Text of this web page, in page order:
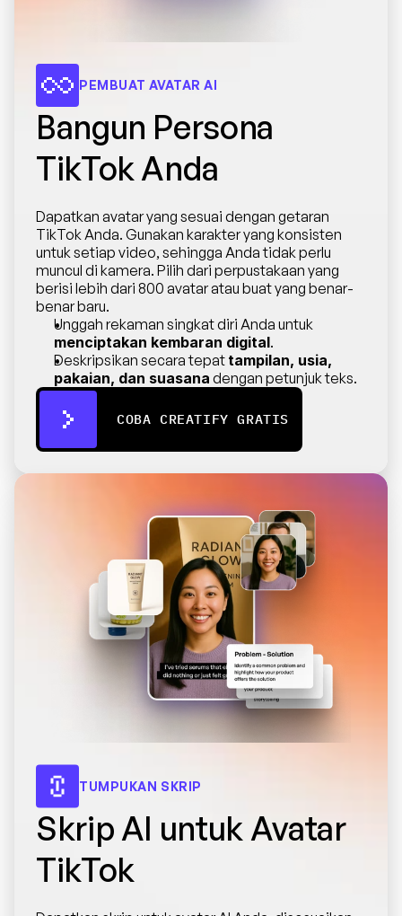
PEMBUAT AVATAR AI
Bangun Persona
TikTok Anda
Dapatkan avatar yang sesuai dengan getaran
TikTok Anda. Gunakan karakter yang konsisten
untuk setiap video, sehingga Anda tidak perlu
muncul di kamera. Pilih dari perpustakaan yang
berisi lebih dari 800 avatar atau buat yang benar-
benar baru.
menciptakan kembaran digital.
Deskripsikan secara tepat tampilan, usia,
pakaian, dan suasana dengan petunjuk teks.
COBA CREATIFY GRATIS
TUMPUKAN SKRIP
Skrip AI untuk Avatar
TikTok